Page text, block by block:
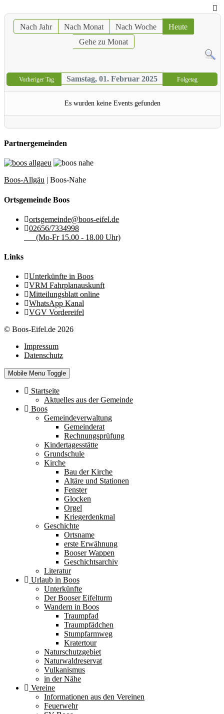
Nach Jahr Nach Monat Nach Woche
Heute
Gehe zu Monat
Vorheriger Tag Samstag, 01. Februar 2025 Folgetag
Es wurden keine Events gefunden
Partnergemeinden
Boos-Allgäu | Boos-Nahe
Ortsgemeinde Boos
ortsgemeinde@boos-eifel.de
02656/7334998
(Mo-Fr 15.00 - 18.00 Uhr)
Links
Unterkünfte in Boos
VRM Fahrplanauskunft
Mitteilungsblatt online
WhatsApp Kanal
VGV Vordereifel
© Boos-Eifel.de 2026
Impressum
Datenschutz
Mobile Menu Toggle
Startseite
Aktuelles aus der Gemeinde
Boos
Gemeindeverwaltung
Gemeinderat
Rechnungsprüfung
Kindertagesstätte
Grundschule
Kirche
Bau der Kirche
Altäre und Stationen
Fenster
Glocken
Orgel
Kriegerdenkmal
Geschichte
Ortsname
erste Erwähnung
Booser Wappen
Geschichtsarchiv
Literatur
Urlaub in Boos
Unterkünfte
Der Booser Eifelturm
Wandern in Boos
Traumpfad
Traumpfädchen
Stumpfarmweg
Kratertour
Naturschutzgebiet
Naturwaldreservat
Vulkanismus
in der Nähe
Vereine
Informationen aus den Vereinen
Feuerwehr